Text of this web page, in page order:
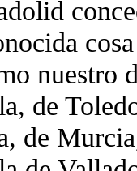
nuestro
de
de